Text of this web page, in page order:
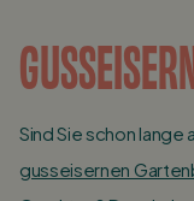
Sind Sie schon lange
gusseisernen